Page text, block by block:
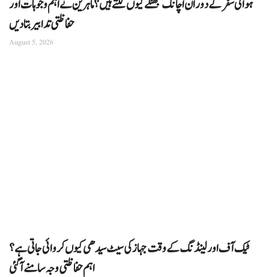
ہوائی سفر کے دوران اچانک جھٹکے کیوں لگتے ہیں؟ ماہرین نے اہم وجوہات اور
حفاظتی تدابیر بتا دیں
August 5, 2026
ٹیک آف اور لینڈنگ کے وقت جہاز کی سیٹ سیدھی کیوں کروائی جاتی ہے؟
اہم حفاظتی وجہ سامنے آگئی